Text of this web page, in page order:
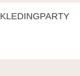
KLEDINGPARTY